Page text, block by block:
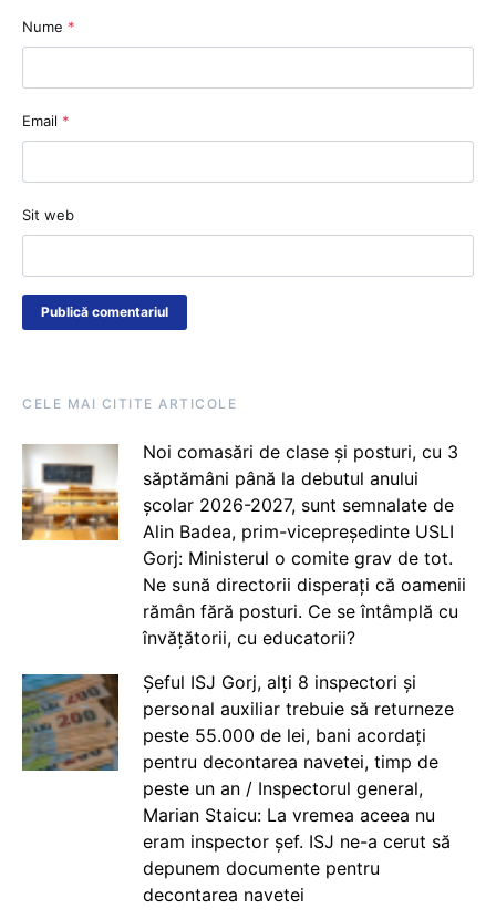
Nume *
Email *
Sit web
CELE MAI CITITE ARTICOLE
Noi comasări de clase și posturi, cu 3
săptămâni până la debutul anului
școlar 2026-2027, sunt semnalate de
Alin Badea, prim-vicepreședinte USLI
Gorj: Ministerul o comite grav de tot.
Ne sună directorii disperați că oamenii
rămân fără posturi. Ce se întâmplă cu
învățătorii, cu educatorii?
Șeful ISJ Gorj, alți 8 inspectori și
personal auxiliar trebuie să returneze
peste 55.000 de lei, bani acordați
pentru decontarea navetei, timp de
peste un an / Inspectorul general,
Marian Staicu: La vremea aceea nu
eram inspector șef. ISJ ne-a cerut să
depunem documente pentru
decontarea navetei